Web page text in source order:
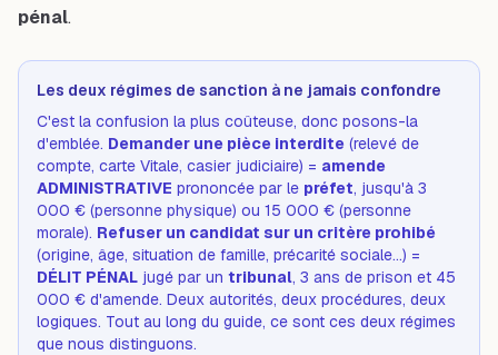
pénal.
Les deux régimes de sanction à ne jamais confondre
C'est la confusion la plus coûteuse, donc posons-la
d'emblée. Demander une pièce interdite (relevé de
compte, carte Vitale, casier judiciaire) = amende
ADMINISTRATIVE prononcée par le préfet, jusqu'à 3
000 € (personne physique) ou 15 000 € (personne
morale). Refuser un candidat sur un critère prohibé
(origine, âge, situation de famille, précarité sociale…) =
DÉLIT PÉNAL jugé par un tribunal, 3 ans de prison et 45
000 € d'amende. Deux autorités, deux procédures, deux
logiques. Tout au long du guide, ce sont ces deux régimes
que nous distinguons.